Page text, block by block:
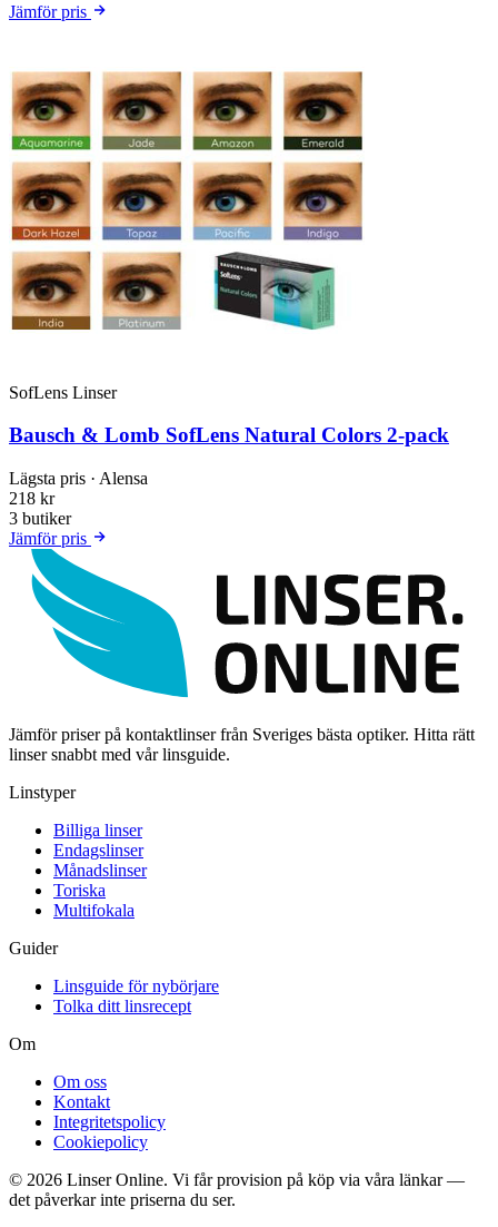
Jämför pris
SofLens Linser
Bausch & Lomb SofLens Natural Colors 2-pack
Lägsta pris · Alensa
218 kr
3 butiker
Jämför pris
Jämför priser på kontaktlinser från Sveriges bästa optiker. Hitta rätt
linser snabbt med vår linsguide.
Linstyper
Billiga linser
Endagslinser
Månadslinser
Toriska
Multifokala
Guider
Linsguide för nybörjare
Tolka ditt linsrecept
Om
Om oss
Kontakt
Integritetspolicy
Cookiepolicy
© 2026 Linser Online. Vi får provision på köp via våra länkar —
det påverkar inte priserna du ser.